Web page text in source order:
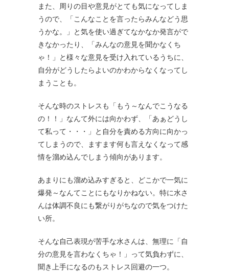
また、周りの目や意見がとても気になってしま
うので、「こんなことを言ったらみんなどう思
うかな。」と気を使い過ぎてなかなか発言がで
きなかったり、「みんなの意見を聞かなくち
ゃ！」と様々な意見を受け入れているうちに、
自分がどうしたらよいのかわからなくなってし
まうことも。
そんな時のストレスも「もう～なんでこうなる
の！！」なんて外には向かわず、「あぁどうし
て私って・・・」と自分を責める方向に向かっ
てしまうので、ますます何も言えなくなって感
情を溜め込んでしまう傾向があります。
あまりにも溜め込みすぎると、どこかで一気に
爆発～なんてことにもなりかねない。特に水さ
んは体調不良にも繋がりがちなので気をつけた
い所。
そんな自己表現が苦手な水さんは、無理に「自
分の意見を言わなくちゃ！」って気負わずに、
聞き上手になるのもストレス回避の一つ。